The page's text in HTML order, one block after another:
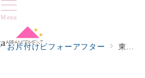
Menu
お片付けビフォーアフター 東京都S様（40代） 出張お片付けサービスご感想